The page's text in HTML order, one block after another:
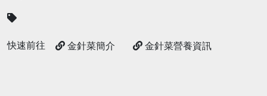
快速前往 金針菜簡介 金針菜營養資訊